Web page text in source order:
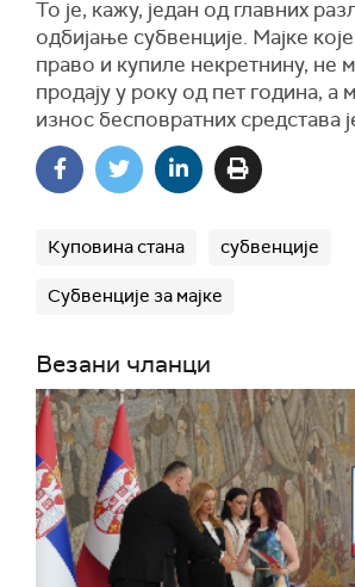
То је, кажу, један од главних
одбијање субвенције. Мајке
право и купиле некретнину, не
продају у року од пет година, а
износ бесповратних средстава
Куповина стана субвенције
Субвенције за мајке
Везани чланци